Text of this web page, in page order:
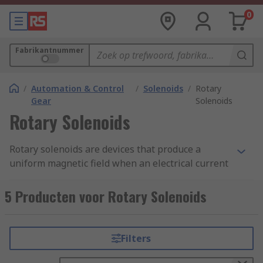
0
Fabrikantnummer
/ Automation & Control
Gear
/ Solenoids / Rotary
Solenoids
Rotary Solenoids
Rotary solenoids are devices that produce a
uniform magnetic field when an electrical current
wrapped around a metal core. The metal core is
mounted in the centre of a disc. This has grooves
body of the solenoid, and ball bearings to enable
easier movement.
5 Producten voor Rotary Solenoids
Filters